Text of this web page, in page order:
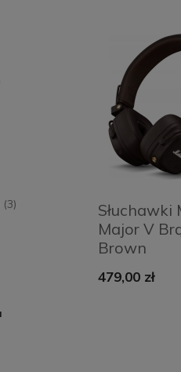
(3)
Słuchawki
Major V
Brown
479,00 zł